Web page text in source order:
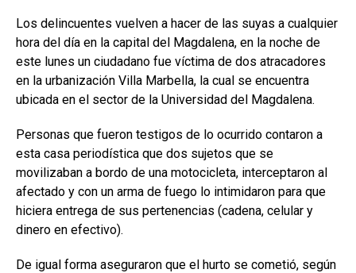
Los delincuentes vuelven a hacer de las suyas a cualquier
hora del día en la capital del Magdalena, en la noche de
este lunes un ciudadano fue víctima de dos atracadores
en la urbanización Villa Marbella, la cual se encuentra
ubicada en el sector de la Universidad del Magdalena.
Personas que fueron testigos de lo ocurrido contaron a
esta casa periodística que dos sujetos que se
movilizaban a bordo de una motocicleta, interceptaron al
afectado y con un arma de fuego lo intimidaron para que
hiciera entrega de sus pertenencias (cadena, celular y
dinero en efectivo).
De igual forma aseguraron que el hurto se cometió, según